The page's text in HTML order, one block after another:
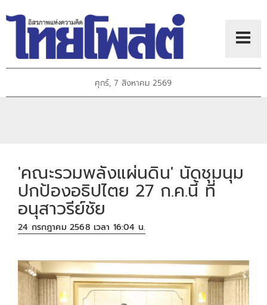
ศุกร์, 7 สิงหาคม 2569
'คณะรวมพลังแผ่นดิน' นัดชุมนุม
ปกป้องอธิปไตย 27 ก.ค.นี้ ที่
อนุสาวรีย์ชัย
24 กรกฎาคม 2568 เวลา 16:04 น.